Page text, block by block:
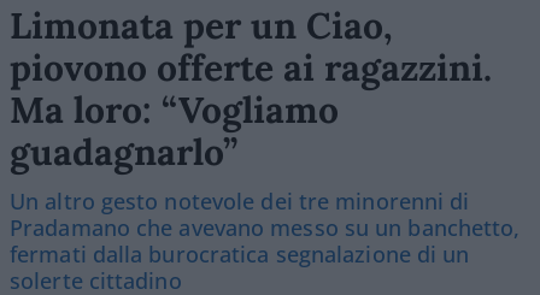
Limonata per un Ciao,
piovono offerte ai ragazzini.
Ma loro: “Vogliamo
guadagnarlo”
Un altro gesto notevole dei tre minorenni di
Pradamano che avevano messo su un banchetto,
fermati dalla burocratica segnalazione di un
solerte cittadino